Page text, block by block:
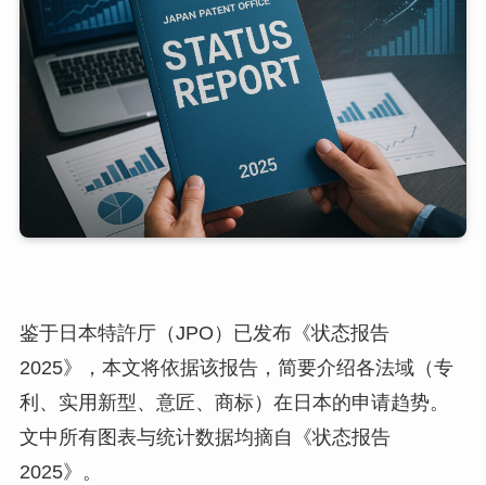
鉴于日本特許厅（JPO）已发布《状态报告
2025》，本文将依据该报告，简要介绍各法域（专
利、实用新型、意匠、商标）在日本的申请趋势。
文中所有图表与统计数据均摘自《状态报告
2025》。